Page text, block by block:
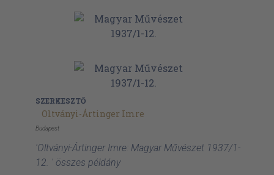
SZERKESZTŐ
Oltványi-Ártinger Imre
Budapest
'Oltványi-Ártinger Imre: Magyar Művészet 1937/1-
12. ' összes példány